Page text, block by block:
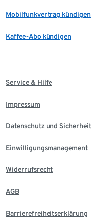
Mobilfunkvertrag kündigen
Kaffee-Abo kündigen
Service & Hilfe
Impressum
Datenschutz und Sicherheit
Einwilligungsmanagement
Widerrufsrecht
AGB
Barrierefreiheitserklärung